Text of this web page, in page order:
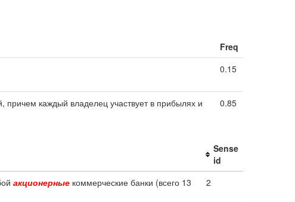
Freq
0.15
каждый владелец участвует в прибылях и
0.85
Sense
id
акционерные коммерческие банки (всего 13
2